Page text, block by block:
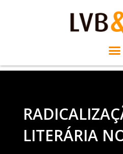
LITERÁRIA